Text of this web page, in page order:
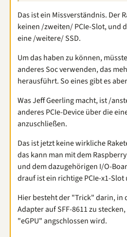
Das ist ein Missverständnis. Der
keinen /zweiten/ PCIe-Slot, und
eine /weitere/ SSD.
Um das haben zu können,
anderes Soc verwenden, das
herausführt. So eines gibt es
Was Jeff Geerling macht, ist /
anderes PCIe-Device über die
anzuschließen.
Das ist jetzt keine wirkliche
das kann man mit dem
und dem dazugehörigen I/O-
drauf ist ein richtige PCIe-x1-
Hier besteht der "Trick" darin, in
Adapter auf SFF-8611 zu
"eGPU" angschlossen wird.